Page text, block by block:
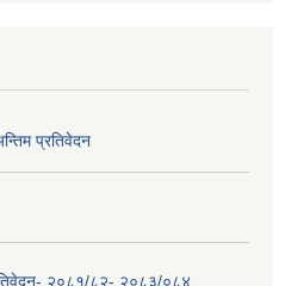
प्रतिवेदन
२०८१/८२- २०८३/०८४